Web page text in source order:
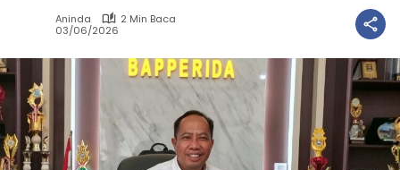
Aninda
2 Min Baca
03/06/2026